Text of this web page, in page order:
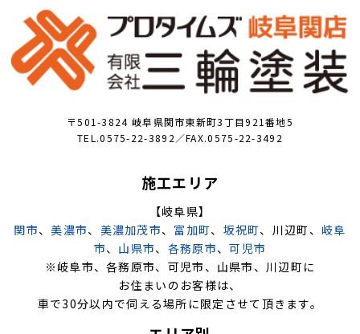
〒501-3824 岐阜県関市東新町3丁目921番地5
TEL.0575-22-3892／FAX.0575-22-3492
施工エリア
【岐阜県】
関市、美濃市、 美濃加茂市、 富加町、 坂祝町、川辺町、 岐阜
市、 山県市、 各務原市、可児市
※岐阜市、各務原市、可児市、山県市、川辺町に
お住まいのお客様は、
車で30分以内で伺える場所に限定させて頂きます。